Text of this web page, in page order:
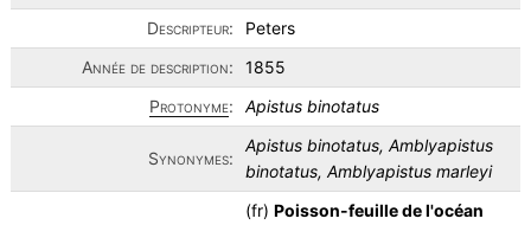
Descripteur:
Peters
Année de description:
1855
Protonyme: Apistus binotatus
Synonymes:
Apistus binotatus, Amblyapistus
binotatus, Amblyapistus marleyi
(fr) Poisson-feuille de l'océan